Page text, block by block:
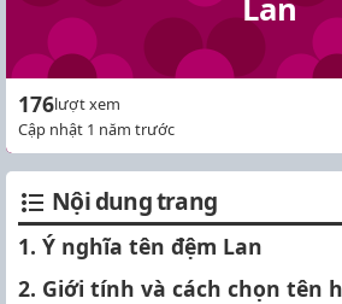
Lan
176lượt xem
Cập nhật 1 năm trước
Nội dung trang
1. Ý nghĩa tên đệm Lan
2. Giới tính và cách chọn tên